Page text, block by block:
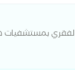
بمستشفيات